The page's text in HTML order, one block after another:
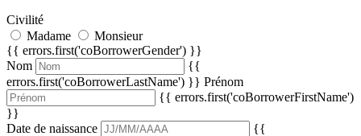
Civilité
Madame
Monsieur
{{ errors.first('coBorrowerGender') }}
Nom
{{
errors.first('coBorrowerLastName') }} Prénom
{{ errors.first('coBorrowerFirstName')
}}
Date de naissance
{{